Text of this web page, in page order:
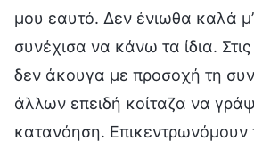
μου εαυτό. Δεν ένιωθα καλά
συνέχισα να κάνω τα ίδια.
δεν άκουγα με προσοχή τη
άλλων επειδή κοίταζα να
κατανόηση.